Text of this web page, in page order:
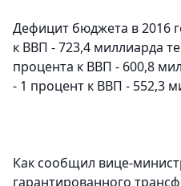
Дефицит бюджета в 2016
к ВВП - 723,4 миллиарда
процента к ВВП - 600,8
- 1 процент к ВВП - 552,3
Как сообщил вице-
гарантированного